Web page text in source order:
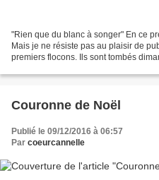
"Rien que du blanc à songer" En ce
Mais je ne résiste pas au plaisir de
premiers flocons. Ils sont tombés
Couronne de Noël
Publié le 09/12/2016 à 06:57
Par coeurcannelle